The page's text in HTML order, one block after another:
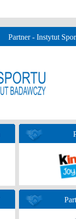
Partner - Instytut